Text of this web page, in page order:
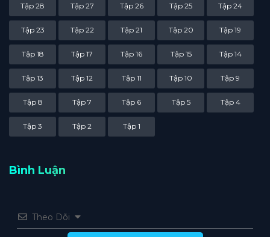
Tập 28 Tập 27 Tập 26 Tập 25 Tập 24
Tập 23 Tập 22 Tập 21 Tập 20 Tập 19
Tập 18 Tập 17 Tập 16 Tập 15 Tập 14
Tập 13 Tập 12 Tập 11 Tập 10 Tập 9
Tập 8 Tập 7 Tập 6 Tập 5 Tập 4
Tập 3 Tập 2 Tập 1
Bình Luận
Theo Dõi